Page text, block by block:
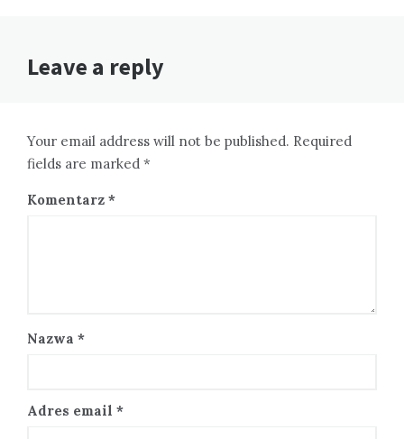
Leave a reply
Your email address will not be published. Required
fields are marked *
Komentarz *
Nazwa *
Adres email *